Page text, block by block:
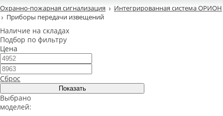
Охранно-пожарная сигнализация
Интегрированная система ОРИОН
Приборы передачи извещений
Наличие на складах
Подбор по фильтру
Цена
Сброс
Выбрано
моделей: